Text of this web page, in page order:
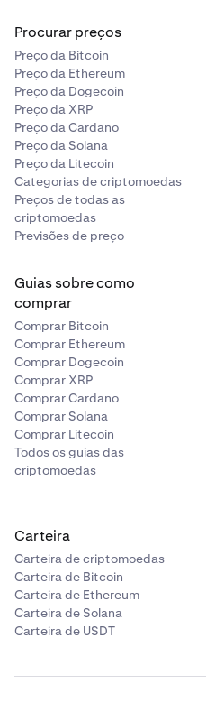
Procurar preços
Preço da Bitcoin
Preço da Ethereum
Preço da Dogecoin
Preço da XRP
Preço da Cardano
Preço da Solana
Preço da Litecoin
Categorias de criptomoedas
Preços de todas as
criptomoedas
Previsões de preço
Guias sobre como
comprar
Comprar Bitcoin
Comprar Ethereum
Comprar Dogecoin
Comprar XRP
Comprar Cardano
Comprar Solana
Comprar Litecoin
Todos os guias das
criptomoedas
Carteira
Carteira de criptomoedas
Carteira de Bitcoin
Carteira de Ethereum
Carteira de Solana
Carteira de USDT